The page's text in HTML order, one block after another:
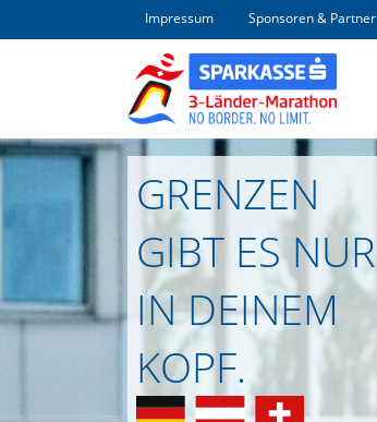
Direkt zur Hauptnavigation springen
Direkt zum Inhalt springen
Impressum Sponsoren & Partner
GRENZEN
GIBT ES NUR
IN DEINEM
KOPF.